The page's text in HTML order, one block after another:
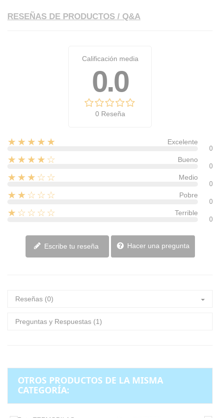
RESEÑAS DE PRODUCTOS / Q&A
Calificación media
0.0
0 Reseña
★★★★★ Excelente
0
★★★★☆ Bueno
0
★★★☆☆ Medio
0
★★☆☆☆ Pobre
0
★☆☆☆☆ Terrible
0
Escribe tu reseña Hacer una pregunta
Reseñas (0)
Preguntas y Respuestas (1)
OTROS PRODUCTOS DE LA MISMA
CATEGORÍA: